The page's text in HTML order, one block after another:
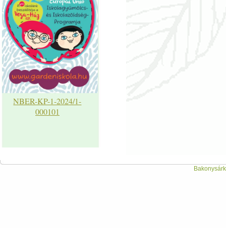
NBER-KP-1-2024/1-
000101